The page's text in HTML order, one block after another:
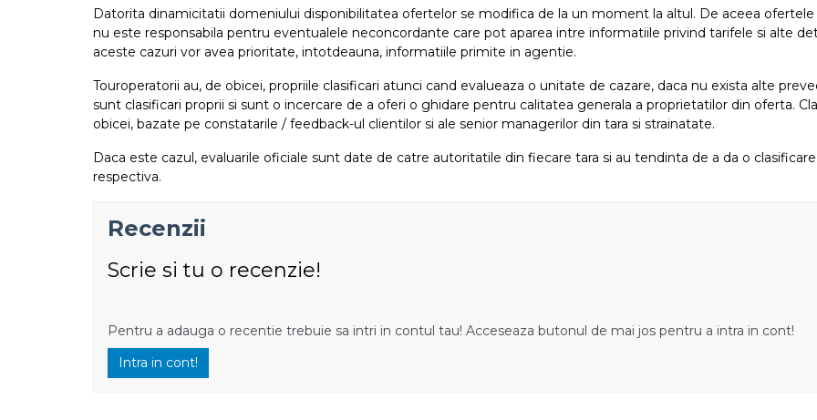
Datorita dinamicitatii domeniului disponibilitatea ofertelor se modifica de la un moment la altul. De aceea
nu este responsabila pentru eventualele neconcordante care pot aparea intre informatiile privind tarifele si alte
aceste cazuri vor avea prioritate, intotdeauna, informatiile primite in agentie.
Touroperatorii au, de obicei, propriile clasificari atunci cand evalueaza o unitate de cazare, daca nu exista alte
sunt clasificari proprii si sunt o incercare de a oferi o ghidare pentru calitatea generala a proprietatilor din oferta.
obicei, bazate pe constatarile / feedback-ul clientilor si ale senior managerilor din tara si strainatate.
Daca este cazul, evaluarile oficiale sunt date de catre autoritatile din fiecare tara si au tendinta de a da o
respectiva.
Recenzii
Scrie si tu o recenzie!
Pentru a adauga o recentie trebuie sa intri in contul tau! Acceseaza butonul de mai jos pentru a intra in cont!
Intra in cont!